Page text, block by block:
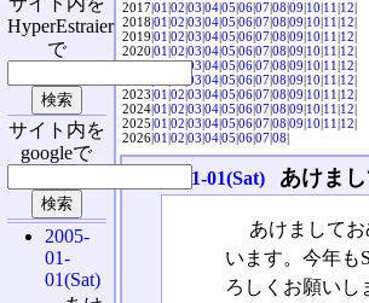
2017|01|02|03|04|05|06|07|08|09|10|11|12|
2018|01|02|03|04|05|06|07|08|09|10|11|12|
2019|01|02|03|04|05|06|07|08|09|10|11|12|
2020|01|02|03|04|05|06|07|08|09|10|11|12|
2021|01|02|03|04|05|06|07|08|09|10|11|12|
03|04|05|06|07|08|09|10|11|12|
2023|01|02|03|04|05|06|07|08|09|10|11|12|
2024|01|02|03|04|05|06|07|08|09|10|11|12|
2025|01|02|03|04|05|06|07|08|09|10|11|12|
2026|01|02|03|04|05|06|07|08|
2005-01-01(Sat) あけま
あけまして
います。今年も
ろしくお願いし
HyperEstraier
で
サイト内を
googleで
2005-
01-
01(Sat)